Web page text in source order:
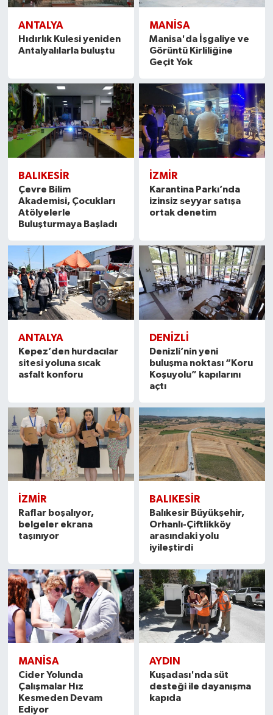
ANTALYA
Hıdırlık Kulesi yeniden
Antalyalılarla buluştu
MANISA
Manisa'da İşgaliye ve
Görüntü Kirliliğine
Geçit Yok
BALIKESIR
Çevre Bilim
Akademisi, Çocukları
Atölyelerle
Buluşturmaya Başladı
İZMIR
Karantina Parkı’nda
izinsiz seyyar satışa
ortak denetim
ANTALYA
Kepez’den hurdacılar
sitesi yoluna sıcak
asfalt konforu
DENIZLI
Denizli’nin yeni
buluşma noktası “Koru
Koşuyolu” kapılarını
açtı
İZMIR
Raflar boşalıyor,
belgeler ekrana
taşınıyor
BALIKESIR
Balıkesir Büyükşehir,
Orhanlı-Çiftlikköy
arasındaki yolu
iyileştirdi
MANISA
Cider Yolunda
Çalışmalar Hız
Kesmeden Devam
Ediyor
AYDIN
Kuşadası'nda süt
desteği ile dayanışma
kapıda